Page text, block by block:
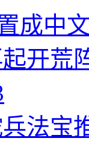
成中
开荒
法宝